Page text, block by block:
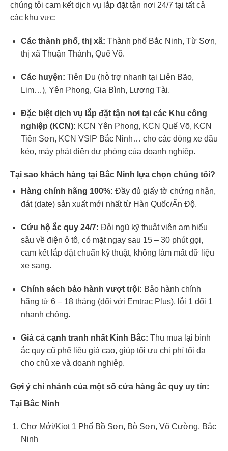
chúng tôi cam kết dịch vụ lắp đặt tận nơi 24/7 tại tất cả
các khu vực:
Các thành phố, thị xã: Thành phố Bắc Ninh, Từ Sơn,
thị xã Thuận Thành, Quế Võ.
Các huyện: Tiên Du (hỗ trợ nhanh tại Liên Bão,
Lim…), Yên Phong, Gia Bình, Lương Tài.
Đặc biệt dịch vụ lắp đặt tận nơi tại các Khu công
nghiệp (KCN): KCN Yên Phong, KCN Quế Võ, KCN
Tiên Sơn, KCN VSIP Bắc Ninh… cho các dòng xe đầu
kéo, máy phát điện dự phòng của doanh nghiệp.
Tại sao khách hàng tại Bắc Ninh lựa chọn chúng tôi?
Hàng chính hãng 100%: Đầy đủ giấy tờ chứng nhận,
đát (date) sản xuất mới nhất từ Hàn Quốc/Ấn Độ.
Cứu hộ ắc quy 24/7: Đội ngũ kỹ thuật viên am hiểu
sâu về điện ô tô, có mặt ngay sau 15 – 30 phút gọi,
cam kết lắp đặt chuẩn kỹ thuật, không làm mất dữ liệu
xe sang.
Chính sách bảo hành vượt trội: Bảo hành chính
hãng từ 6 – 18 tháng (đối với Emtrac Plus), lỗi 1 đổi 1
nhanh chóng.
Giá cả cạnh tranh nhất Kinh Bắc: Thu mua lại bình
ắc quy cũ phế liệu giá cao, giúp tối ưu chi phí tối đa
cho chủ xe và doanh nghiệp.
Gợi ý chi nhánh của một số cửa hàng ắc quy uy tín:
Tại Bắc Ninh
Chợ Mới/Kiot 1 Phố Bồ Sơn, Bò Sơn, Võ Cường, Bắc
Ninh